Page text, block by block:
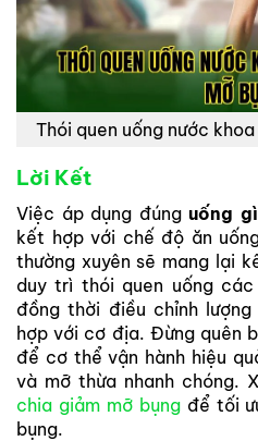
Thói quen uống nước
Lời Kết
Việc áp dụng đúng uống
kết hợp với chế độ ăn
thường xuyên sẽ mang lại
duy trì thói quen uống
đồng thời điều chỉnh
hợp với cơ địa. Đừng quên
để cơ thể vận hành hiệu
và mỡ thừa nhanh chóng.
chia giảm mỡ bụngđể tối
bụng.